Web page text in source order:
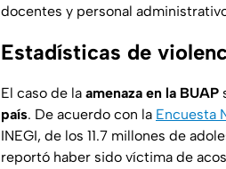
docentes y personal
Estadísticas de
El caso de la amenaza en la BUAP
país. De acuerdo con la Encuesta
INEGI, de los 11.7 millones de
reportó haber sido víctima de